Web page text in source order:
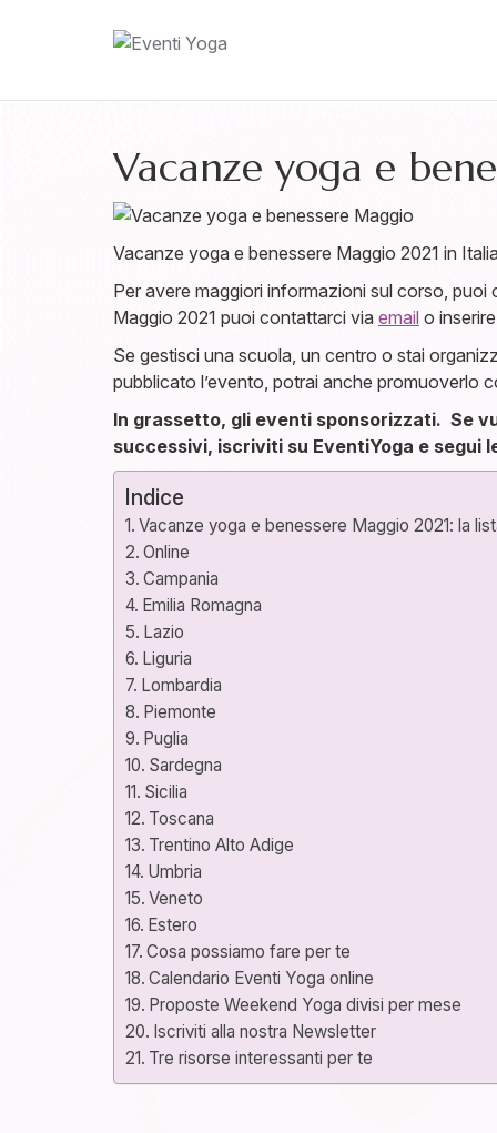
Vacanze yoga e
Vacanze yoga e benessere Maggio 2021 in
Per avere maggiori informazioni sul corso,
Maggio 2021 puoi contattarci via email o
Se gestisci una scuola, un centro o stai
pubblicato l’evento, potrai anche promuoverlo
In grassetto, gli eventi sponsorizzati. Se
successivi, iscriviti su EventiYoga e segui
Indice
Vacanze yoga e benessere Maggio 2021: la
Online
Campania
Emilia Romagna
Lazio
Liguria
Lombardia
Piemonte
Puglia
Sardegna
Sicilia
Toscana
Trentino Alto Adige
Umbria
Veneto
Estero
Cosa possiamo fare per te
Calendario Eventi Yoga online
Proposte Weekend Yoga divisi per mese
Iscriviti alla nostra Newsletter
Tre risorse interessanti per te